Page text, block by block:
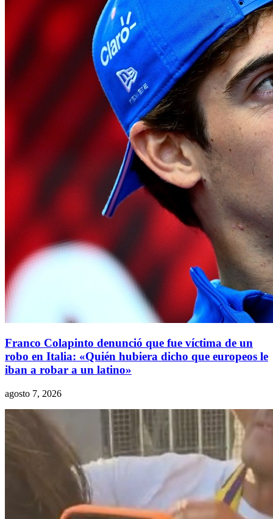
Franco Colapinto denunció que fue víctima de un
robo en Italia: «Quién hubiera dicho que europeos le
iban a robar a un latino»
agosto 7, 2026